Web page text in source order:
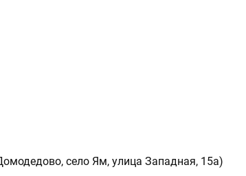
село Ям, улица Западная, 15а)